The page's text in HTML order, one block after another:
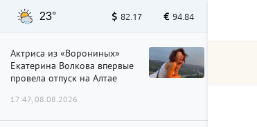
23° 82.17 94.84
Актриса из «Ворониных»
Екатерина Волкова впервые
провела отпуск на Алтае
17:47, 08.08.2026